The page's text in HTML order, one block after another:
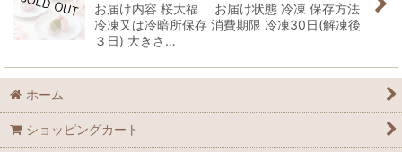
お届け内容 桜大福 お届け状態 冷凍 保存方法
冷凍又は冷暗所保存 消費期限 冷凍30日(解凍後
３日) 大きさ…
ホーム
ショッピングカート